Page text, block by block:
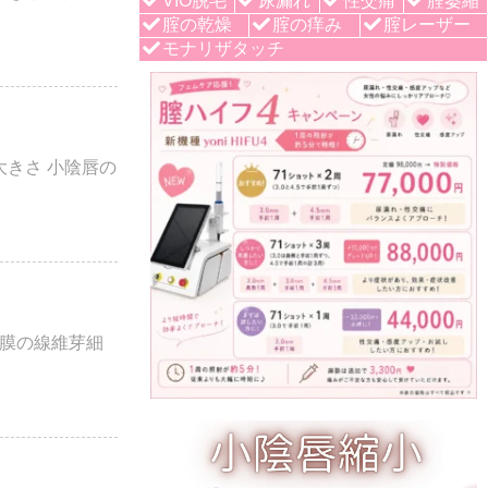
きさ 小陰唇の
の線維芽細
腟の乾燥
腟の痒み
腟レーザー
モナリザタッチ